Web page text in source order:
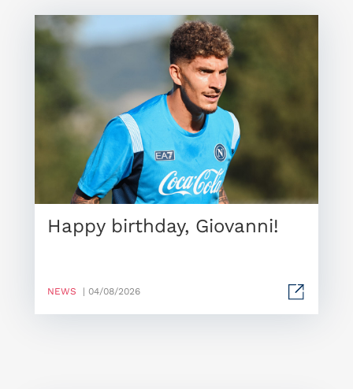
Happy birthday, Giovanni!
NEWS | 04/08/2026